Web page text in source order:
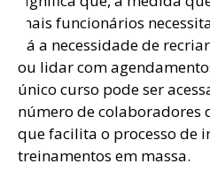
mais funcionários
há a necessidade de
ou lidar com
único curso pode ser
número de colaboradores
que facilita o processo de
treinamentos em massa.